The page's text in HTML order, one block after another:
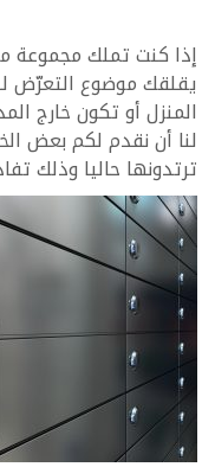
إذا كنت تملك مجموعة
يقلقك موضوع التعرّض
المنزل أو تكون خارج
لنا أن نقدم لكم بعض
ترتدونها حاليا وذلك